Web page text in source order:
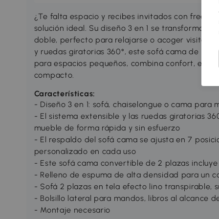
¿Te falta espacio y recibes invitados con
solución ideal. Su diseño 3 en 1 se transforma
doble, perfecto para relajarse o acoger visitas.
y ruedas giratorias 360°, este sofá cama de 2
para espacios pequeños, combina confort,
compacto.
Características:
- Diseño 3 en 1: sofá, chaiselongue o cama para
- El sistema extensible y las ruedas giratorias
mueble de forma rápida y sin esfuerzo
- El respaldo del sofá cama se ajusta en 7
personalizado en cada uso
- Este sofá cama convertible de 2 plazas
- Relleno de espuma de alta densidad para un
- Sofá 2 plazas en tela efecto lino transpirable,
- Bolsillo lateral para mandos, libros al alcance
- Montaje necesario